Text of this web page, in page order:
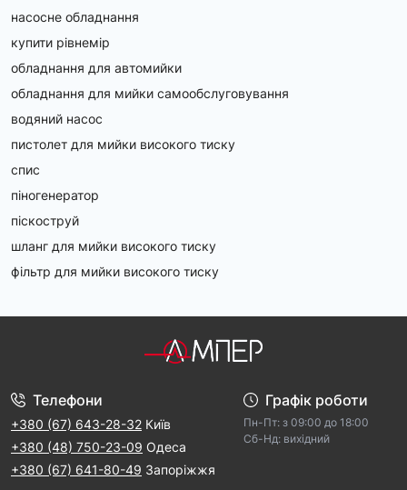
насосне обладнання
купити рівнемір
обладнання для автомийки
обладнання для мийки самообслуговування
водяний насос
пистолет для мийки високого тиску
спис
піногенератор
піскоструй
шланг для мийки високого тиску
фільтр для мийки високого тиску
Телефони
+380 (67) 643-28-32 Київ
+380 (48) 750-23-09 Одеса
+380 (67) 641-80-49 Запоріжжя
Графік роботи
Пн-Пт: з 09:00 дo 18:00
Cб-Hд: виxідний